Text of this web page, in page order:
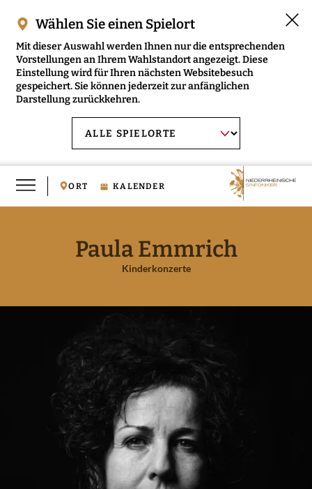
ORT KALENDER
Wählen Sie einen Spielort
Mit dieser Auswahl werden Ihnen nur die entsprechenden
Vorstellungen an Ihrem Wahlstandort angezeigt. Diese
Einstellung wird für Ihren nächsten Websitebesuch
gespeichert. Sie können jederzeit zur anfänglichen
Darstellung zurückkehren.
wählen:
NIEDERRHEINISCHE SINFONIKER ÖFFNEN
MEDIEN ÖFFNEN
Paula Emmrich
Kinderkonzerte